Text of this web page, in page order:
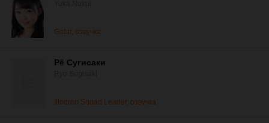
Gatar, озвучка
Рё Сугисаки
Illodren Squad Leader, озвучка